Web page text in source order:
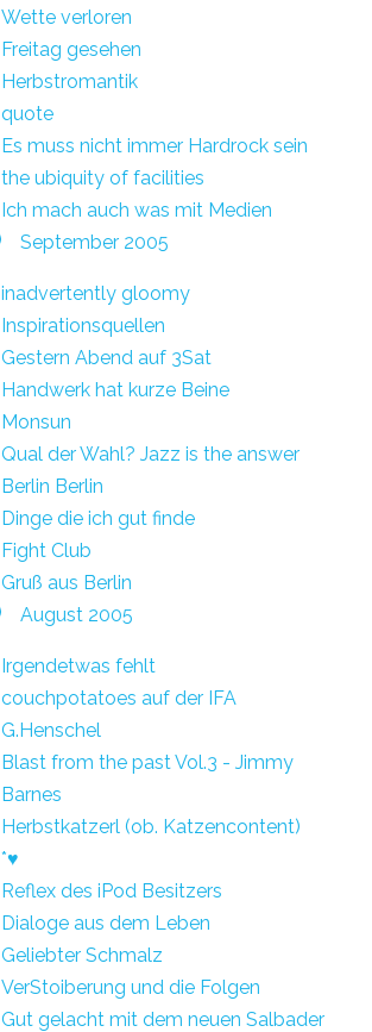
Wette verloren
Freitag gesehen
Herbstromantik
quote
Es muss nicht immer Hardrock sein
the ubiquity of facilities
Ich mach auch was mit Medien
September 2005
inadvertently gloomy
Inspirationsquellen
Gestern Abend auf 3Sat
Handwerk hat kurze Beine
Monsun
Qual der Wahl? Jazz is the answer
Berlin Berlin
Dinge die ich gut finde
Fight Club
Gruß aus Berlin
August 2005
Irgendetwas fehlt
couchpotatoes auf der IFA
G.Henschel
Blast from the past Vol.3 - Jimmy
Barnes
Herbstkatzerl (ob. Katzencontent)
*♥
Reflex des iPod Besitzers
Dialoge aus dem Leben
Geliebter Schmalz
VerStoiberung und die Folgen
Gut gelacht mit dem neuen Salbader